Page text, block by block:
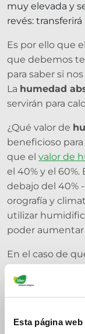
Esta página
muy elevada y
revés:
Es por ello que
que debemos
para saber si
La humedad
servirán para
¿Qué valor de
beneficioso
que el valor de
el 40% y el
debajo del 40%
orografía y
utilizar
poder
En el caso de
mediante el
ese caso se
dehumedad